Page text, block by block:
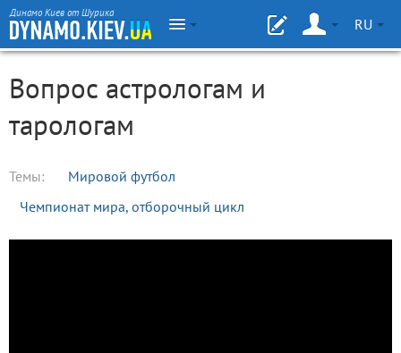
Динамо Киев от Шурика
RU
Вопрос астрологам и
тарологам
Темы:
Мировой футбол
Чемпионат мира, отборочный цикл